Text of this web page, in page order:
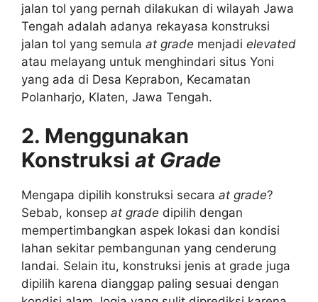
jalan tol yang pernah dilakukan di wilayah Jawa
Tengah adalah adanya rekayasa konstruksi
jalan tol yang semula at grade menjadi elevated
atau melayang untuk menghindari situs Yoni
yang ada di Desa Keprabon, Kecamatan
Polanharjo, Klaten, Jawa Tengah.
2. Menggunakan
Konstruksi at Grade
Mengapa dipilih konstruksi secara at grade?
Sebab, konsep at grade dipilih dengan
mempertimbangkan aspek lokasi dan kondisi
lahan sekitar pembangunan yang cenderung
landai. Selain itu, konstruksi jenis at grade juga
dipilih karena dianggap paling sesuai dengan